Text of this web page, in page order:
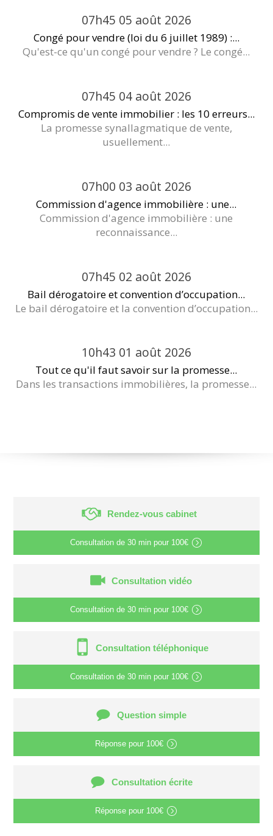
07h45 05 août 2026
Congé pour vendre (loi du 6 juillet 1989) :...
Qu'est-ce qu'un congé pour vendre ? Le congé...
07h45 04 août 2026
Compromis de vente immobilier : les 10 erreurs...
La promesse synallagmatique de vente,
usuellement...
07h00 03 août 2026
Commission d'agence immobilière : une...
Commission d'agence immobilière : une
reconnaissance...
07h45 02 août 2026
Bail dérogatoire et convention d’occupation...
Le bail dérogatoire et la convention d’occupation...
10h43 01 août 2026
Tout ce qu'il faut savoir sur la promesse...
Dans les transactions immobilières, la promesse...
Rendez-vous cabinet
Consultation de 30 min pour 100€
Consultation vidéo
Consultation de 30 min pour 100€
Consultation téléphonique
Consultation de 30 min pour 100€
Question simple
Réponse pour 100€
Consultation écrite
Réponse pour 100€